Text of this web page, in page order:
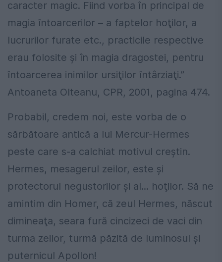
caracter magic. Fiind vorba în principal de
magia întoarcerilor – a faptelor hoţilor, a
lucrurilor furate etc., practicile respective
erau folosite şi în magia dragostei, pentru
întoarcerea inimilor ursiţilor întârziaţi.”
Antoaneta Olteanu, CPR, 2001, pagina 474.
Probabil, credem noi, este vorba de o
sărbătoare antică a lui Mercur-Hermes
peste care s-a calchiat motivul creştin.
Hermes, mesagerul zeilor, este şi
protectorul negustorilor şi al... hoţilor. Să ne
amintim din Homer, că zeul Hermes, născut
dimineaţa, seara fură cincizeci de vaci din
turma zeilor, turmă păzită de luminosul şi
puternicul Apollon!